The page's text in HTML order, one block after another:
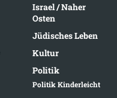
Israel / Naher
Osten
Jüdisches Leben
Kultur
Politik
Politik Kinderleicht